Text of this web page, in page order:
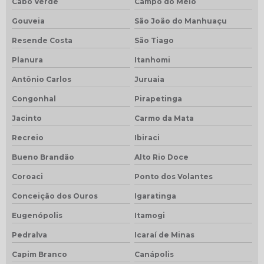
Gouveia São João do Manhuaçu
Resende Costa São Tiago
Planura Itanhomi
Antônio Carlos Juruaia
Congonhal Pirapetinga
Jacinto Carmo da Mata
Recreio Ibiraci
Bueno Brandão Alto Rio Doce
Coroaci Ponto dos Volantes
Conceição dos Ouros Igaratinga
Eugenópolis Itamogi
Pedralva Icaraí de Minas
Capim Branco Canápolis